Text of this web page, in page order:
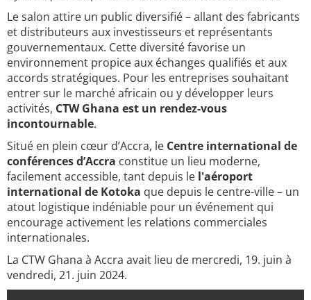
Le salon attire un public diversifié – allant des fabricants
et distributeurs aux investisseurs et représentants
gouvernementaux. Cette diversité favorise un
environnement propice aux échanges qualifiés et aux
accords stratégiques. Pour les entreprises souhaitant
entrer sur le marché africain ou y développer leurs
activités, CTW Ghana est un rendez-vous
incontournable.
Situé en plein cœur d’Accra, le Centre international de
conférences d’Accra constitue un lieu moderne,
facilement accessible, tant depuis le l'aéroport
international de Kotoka que depuis le centre-ville – un
atout logistique indéniable pour un événement qui
encourage activement les relations commerciales
internationales.
La CTW Ghana à Accra avait lieu de mercredi, 19. juin à
vendredi, 21. juin 2024.